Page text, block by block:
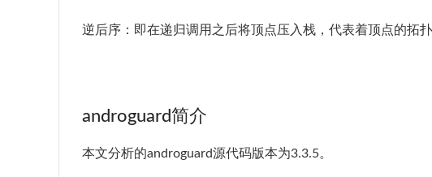
逆后序：即在递归调用之后将顶点压入栈，代表着顶点的拓扑
androguard简介
本文分析的androguard源代码版本为3.3.5。